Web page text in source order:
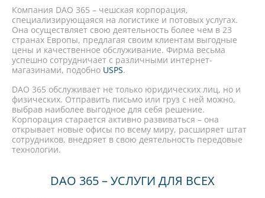
Компания DAO 365 – чешская корпорация,
специализирующаяся на логистике и потовых услугах.
Она осуществляет свою деятельность более чем в 23
странах Европы, предлагая своим клиентам выгодные
цены и качественное обслуживание. Фирма весьма
успешно сотрудничает с различными интернет-
магазинами, подобно USPS.
DAO 365 обслуживает не только юридических лиц, но и
физических. Отправить письмо или груз с ней можно,
выбрав наиболее выгодное для себя решение.
Корпорация старается активно развиваться – она
открывает новые офисы по всему миру, расширяет штат
сотрудников, внедряет в свою деятельность передовые
технологии.
DAO 365 – УСЛУГИ ДЛЯ ВСЕХ